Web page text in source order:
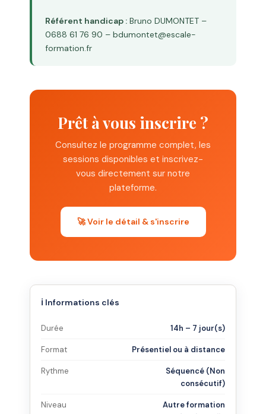
Référent handicap : Bruno DUMONTET –
0688 61 76 90 – bdumontet@escale-
formation.fr
Prêt à vous inscrire ?
Consultez le programme complet, les
sessions disponibles et inscrivez-
vous directement sur notre
plateforme.
🚀 Voir le détail & s'inscrire
ℹ️ Informations clés
Durée 14h – 7 jour(s)
Format Présentiel ou à distance
Rythme
Séquencé (Non
consécutif)
Niveau
Autre formation